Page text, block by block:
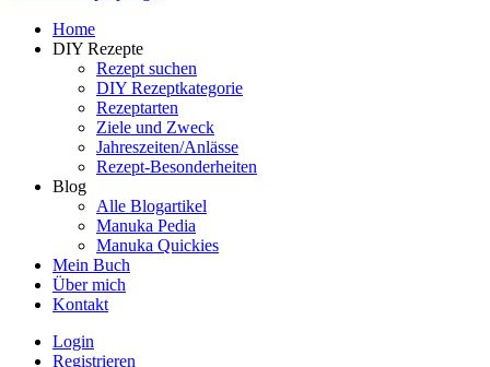
Dein interaktiver DIY Beautyblog
Manuka Magic – Natürlich schön:
Dein interaktiver DIY Beautyblog
Dein persönlicher interaktiver DIY Beautyblog
Home
DIY Rezepte
Rezept suchen
DIY Rezeptkategorie
Rezeptarten
Ziele und Zweck
Jahreszeiten/Anlässe
Rezept-Besonderheiten
Blog
Alle Blogartikel
Manuka Pedia
Manuka Quickies
Mein Buch
Über mich
Kontakt
Login
Registrieren